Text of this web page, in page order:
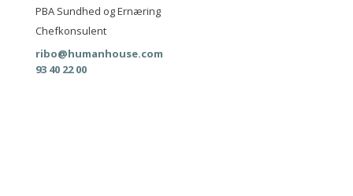
PBA Sundhed og Ernæring
Chefkonsulent
ribo@humanhouse.com
93 40 22 00